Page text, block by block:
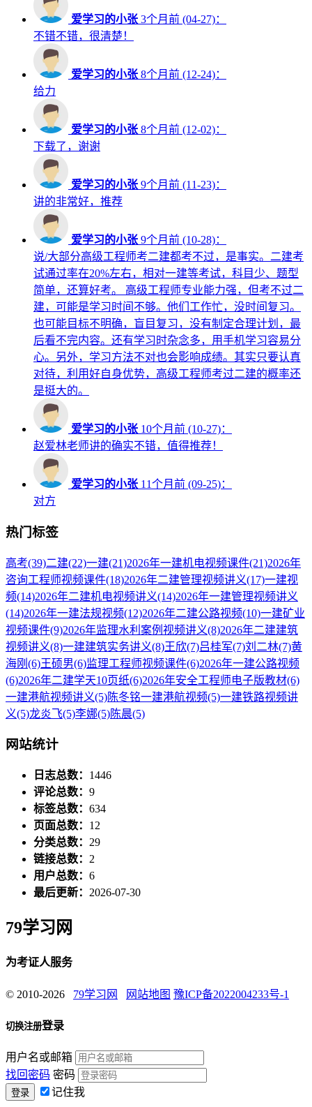
爱学习的小张 3个月前 (04-27)：
不错不错，很清楚！
爱学习的小张 8个月前 (12-24)：
给力
爱学习的小张 8个月前 (12-02)：
下载了，谢谢
爱学习的小张 9个月前 (11-23)：
讲的非常好，推荐
爱学习的小张 9个月前 (10-28)：
说/大部分高级工程师考二建都考不过，是事实。二建考
试通过率在20%左右，相对一建等考试，科目少、题型
简单，还算好考。 高级工程师专业能力强，但考不过二
建，可能是学习时间不够。他们工作忙，没时间复习。
也可能目标不明确，盲目复习，没有制定合理计划，最
后看不完内容。还有学习时杂念多，用手机学习容易分
心。另外，学习方法不对也会影响成绩。其实只要认真
对待，利用好自身优势，高级工程师考过二建的概率还
是挺大的。
爱学习的小张 10个月前 (10-27)：
赵爱林老师讲的确实不错，值得推荐！
爱学习的小张 11个月前 (09-25)：
对方
热门标签
高考(39)二建(22)一建(21)2026年一建机电视频课件(21)2026年
咨询工程师视频课件(18)2026年二建管理视频讲义(17)一建视
频(14)2026年二建机电视频讲义(14)2026年一建管理视频讲义
(14)2026年一建法规视频(12)2026年二建公路视频(10)一建矿业
视频课件(9)2026年监理水利案例视频讲义(8)2026年二建建筑
视频讲义(8)一建建筑实务讲义(8)王欣(7)吕桂军(7)刘二林(7)黄
海刚 (6)王硕男(6)监理工程师视频课件(6)2026年一建公路视频
(6)2026年二建学天10页纸(6)2026年安全工程师电子版教材(6)
一建港航视频讲义(5)陈冬铭一建港航视频(5)一建铁路视频讲
义(5)龙炎飞(5)李娜(5)陈晨(5)
网站统计
日志总数： 1446
评论总数： 9
标签总数： 634
页面总数： 12
分类总数： 29
链接总数： 2
用户总数： 6
最后更新： 2026-07-30
79学习网
为考证人服务
© 2010-2026 79学习网 网站地图 豫ICP备2022004233号-1
切换注册登录
用户名或邮箱
找回密码 密码
记住我